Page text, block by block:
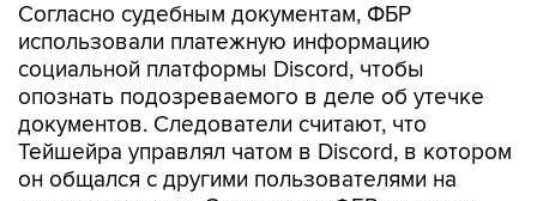
Согласно судебным документам, ФБР
использовали платежную информацию
социальной платформы Discord, чтобы
опознать подозреваемого в деле об утечке
документов. Следователи считают, что
Тейшейра управлял чатом в Discord, в котором
он общался с другими пользователями на